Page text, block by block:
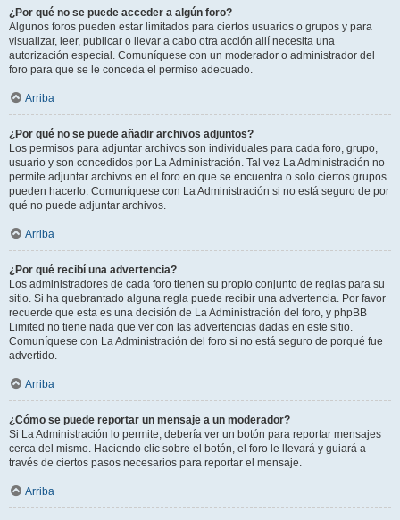
¿Por qué no se puede acceder a algún foro?
Algunos foros pueden estar limitados para ciertos usuarios o grupos y para
visualizar, leer, publicar o llevar a cabo otra acción allí necesita una
autorización especial. Comuníquese con un moderador o administrador del
foro para que se le conceda el permiso adecuado.
Arriba
¿Por qué no se puede añadir archivos adjuntos?
Los permisos para adjuntar archivos son individuales para cada foro, grupo,
usuario y son concedidos por La Administración. Tal vez La Administración no
permite adjuntar archivos en el foro en que se encuentra o solo ciertos grupos
pueden hacerlo. Comuníquese con La Administración si no está seguro de por
qué no puede adjuntar archivos.
Arriba
¿Por qué recibí una advertencia?
Los administradores de cada foro tienen su propio conjunto de reglas para su
sitio. Si ha quebrantado alguna regla puede recibir una advertencia. Por favor
recuerde que esta es una decisión de La Administración del foro, y phpBB
Limited no tiene nada que ver con las advertencias dadas en este sitio.
Comuníquese con La Administración del foro si no está seguro de porqué fue
advertido.
Arriba
¿Cómo se puede reportar un mensaje a un moderador?
Si La Administración lo permite, debería ver un botón para reportar mensajes
cerca del mismo. Haciendo clic sobre el botón, el foro le llevará y guiará a
través de ciertos pasos necesarios para reportar el mensaje.
Arriba